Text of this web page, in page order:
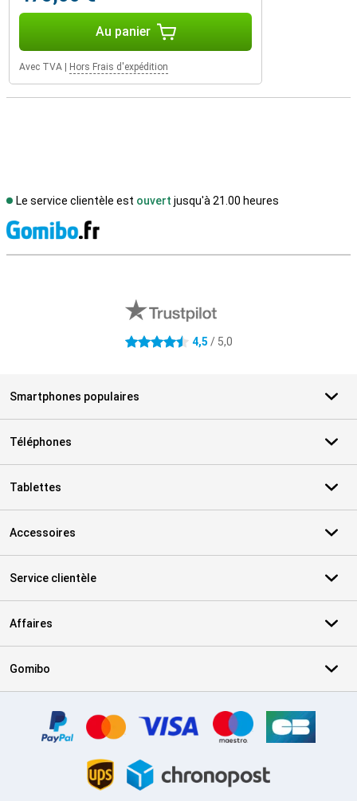
Au panier
Avec TVA Hors Frais d'expédition
Le service clientèle est ouvert jusqu'à 21.00 heures
4.5 étoiles 4,5 / 5,0
Smartphones populaires
Téléphones
Tablettes
Accessoires
Service clientèle
Affaires
Gomibo